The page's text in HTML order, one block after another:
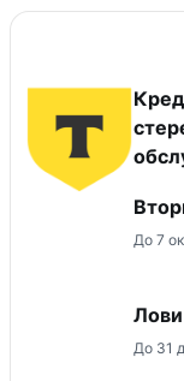
До 7
До 31